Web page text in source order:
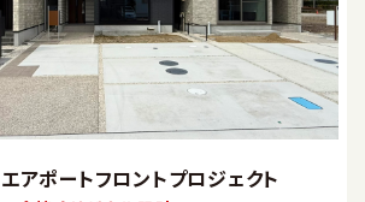
アポートフロントプロジェクト